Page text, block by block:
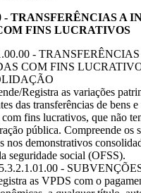
- TRANSFERÊNCIAS A
FINS LUCRATIVOS
-
COM FINS
Registra as variações
das transferências de bens
fins lucrativos, que não
pública. Compreende os
nos demonstrativos
seguridade social (OFSS).
-
as VPDS com o